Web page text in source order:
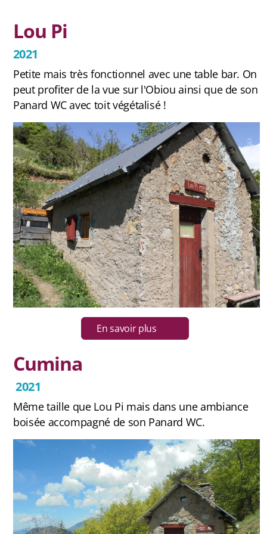
Lou Pi
2021
Petite mais très fonctionnel avec une table bar. On
peut profiter de la vue sur l'Obiou ainsi que de son
Panard WC avec toit végétalisé !
En savoir plus
Cumina
2021
Même taille que Lou Pi mais dans une ambiance
boisée accompagné de son Panard WC.